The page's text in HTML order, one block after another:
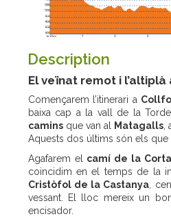
Description
El veïnat remot i
Començarem l’itinerari a
baixa cap a la vall de la
caminsque van al Matagalls
Aquests dos últims són els que
Agafarem el
camí de la
coincidim en el temps de la
Cristòfol de la Castanya ,
vessant. El lloc mereix un
encisador.